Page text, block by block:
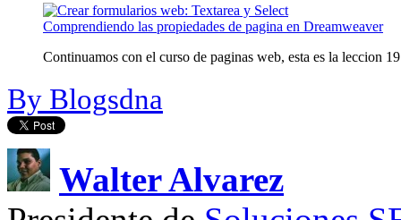
Comprendiendo las propiedades de pagina en Dreamweaver
Continuamos con el curso de paginas web, esta es la leccion
By Blogsdna
Walter Alvarez